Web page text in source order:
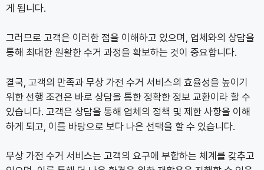
게 됩니다.
그러므로 고객은 이러한 점을 이해하고 있으며, 업체와의 상담을
통해 최대한 원활한 수거 과정을 확보하는 것이 중요합니다.
결국, 고객의 만족과 무상 가전 수거 서비스의 효율성을 높이기
위한 선행 조건은 바로 상담을 통한 정확한 정보 교환이라 할 수
있습니다. 고객은 상담을 통해 업체의 정책 및 제한 사항을 이해
하게 되고, 이를 바탕으로 보다 나은 선택을 할 수 있습니다.
무상 가전 수거 서비스는 고객의 요구에 부합하는 체계를 갖추고